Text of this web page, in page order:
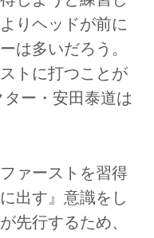
りヘッドが前に
は多いだろう。
トに打つことが
ー・安田泰道は
ァーストを習得
出す』意識をし
先行するため、